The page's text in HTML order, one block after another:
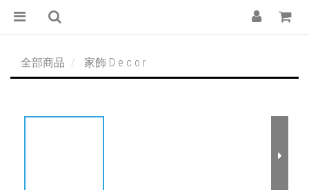
全部商品 家飾 D e c o r